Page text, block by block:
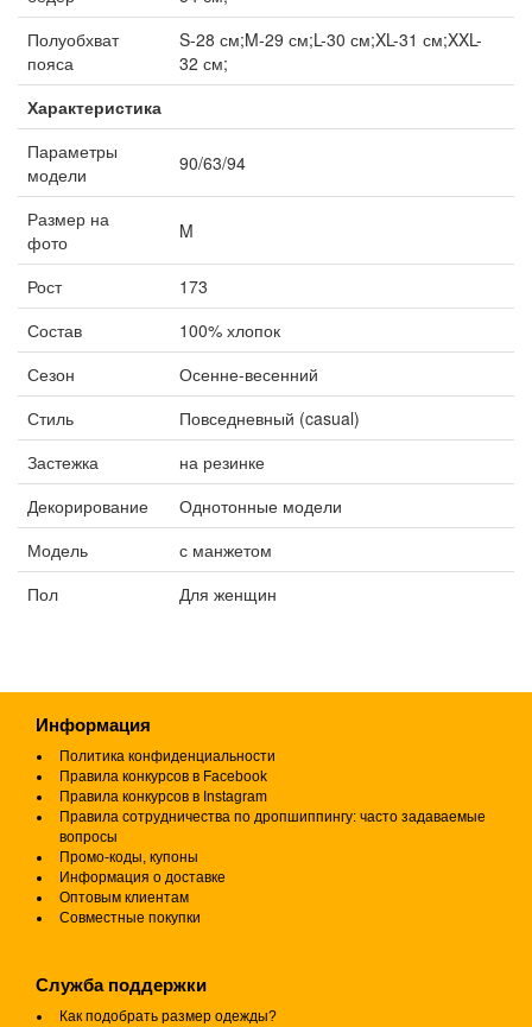
Полуобхват
пояса
S-28 см;M-29 см;L-30 см;XL-31 см;XXL-
32 см;
Характеристика
Параметры
модели
90/63/94
Размер на
фото
M
Рост
173
Состав
100% хлопок
Сезон
Осенне-весенний
Стиль
Повседневный (casual)
Застежка
на резинке
Декорирование
Однотонные модели
Модель
с манжетом
Пол
Для женщин
Информация
Политика конфиденциальности
Правила конкурсов в Facebook
Правила конкурсов в Instagram
Правила сотрудничества по дропшиппингу: часто задаваемые
вопросы
Промо-коды, купоны
Информация о доставке
Оптовым клиентам
Совместные покупки
Служба поддержки
Как подобрать размер одежды?